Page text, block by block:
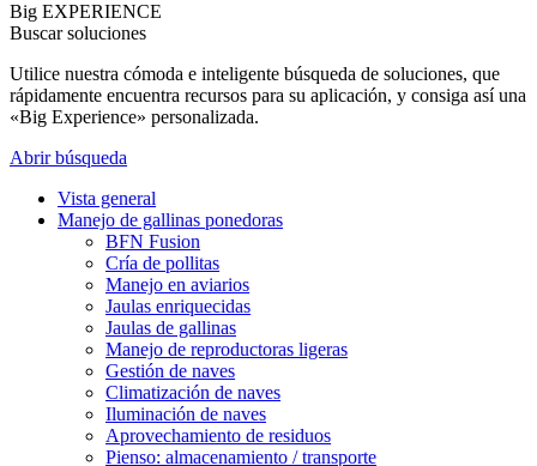
Big EXPERIENCE
Buscar soluciones
Utilice nuestra cómoda e inteligente búsqueda de soluciones, que
rápidamente encuentra recursos para su aplicación, y consiga así una
«Big Experience» personalizada.
Abrir búsqueda
Vista general
Manejo de gallinas ponedoras
BFN Fusion
Cría de pollitas
Manejo en aviarios
Jaulas enriquecidas
Jaulas de gallinas
Manejo de reproductoras ligeras
Gestión de naves
Climatización de naves
Iluminación de naves
Aprovechamiento de residuos
Pienso: almacenamiento / transporte